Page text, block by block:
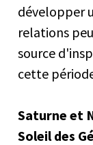
développer
relations
source
cette
Saturne et
Soleil des